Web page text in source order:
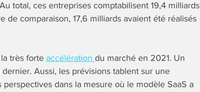
total, ces entreprises comptabilisent 19,4 milliards
de comparaison, 17,6 milliards avaient été réalisés
très forte accélération du marché en 2021. Un
Aussi, les prévisions tablent sur une
dans la mesure où le modèle SaaS a